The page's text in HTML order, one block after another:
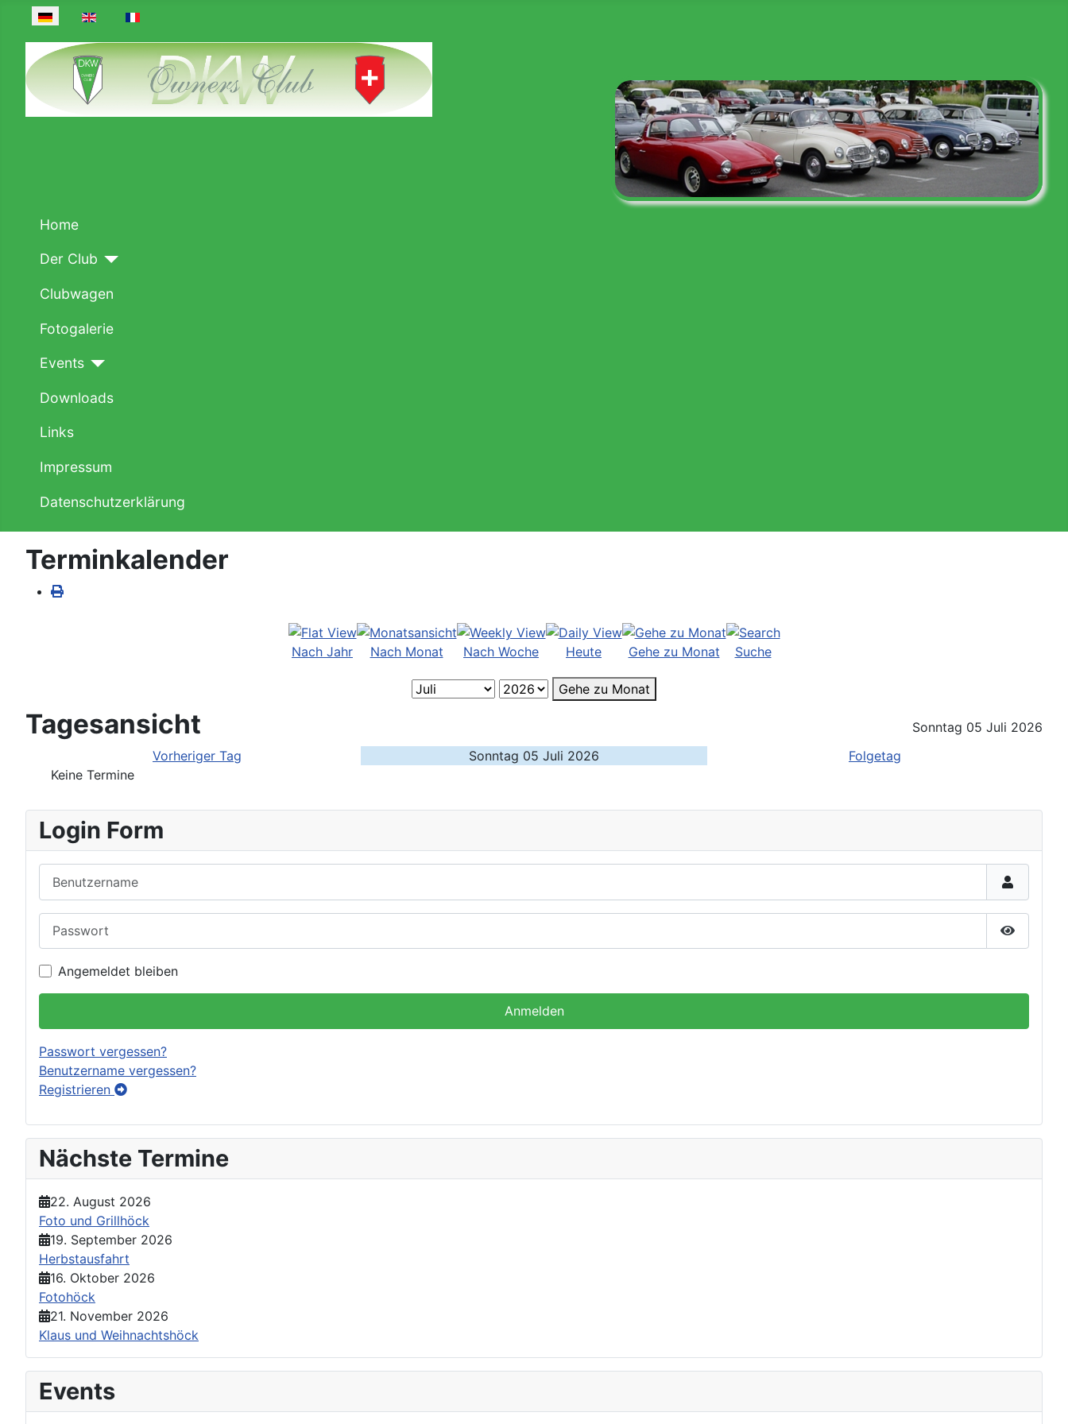
Sprache auswählen
Home
Der Club
Clubwagen
Fotogalerie
Events
Downloads
Links
Impressum
Datenschutzerklärung
Terminkalender
Nach Jahr Nach Monat Nach Woche Heute Gehe zu Monat Suche
Gehe zu Monat
Tagesansicht
Sonntag 05 Juli 2026
Vorheriger Tag
Sonntag 05 Juli 2026
Folgetag
Keine Termine
Login Form
Passwort
Angemeldet bleiben
Anmelden
Passwort vergessen?
Benutzername vergessen?
Registrieren
Nächste Termine
22. August 2026
Foto und Grillhöck
19. September 2026
Herbstausfahrt
16. Oktober 2026
Fotohöck
21. November 2026
Klaus und Weihnachtshöck
Events